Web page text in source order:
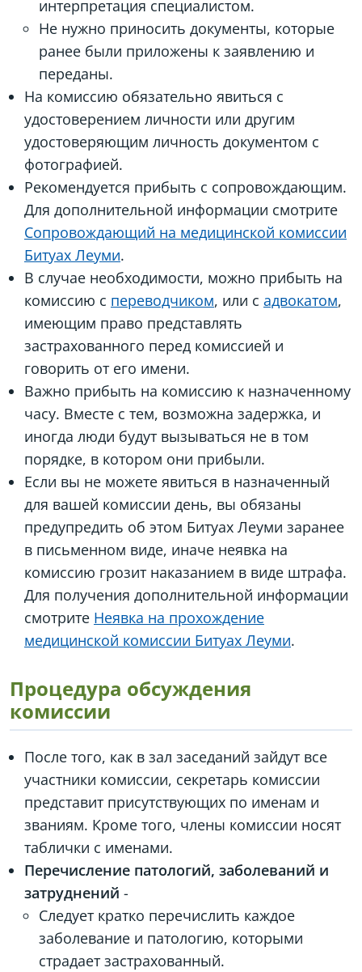
интерпретация специалистом.
Не нужно приносить документы, которые
ранее были приложены к заявлению и
переданы.
На комиссию обязательно явиться с
удостоверением личности или другим
удостоверяющим личность документом с
фотографией.
Рекомендуется прибыть с сопровождающим.
Для дополнительной информации смотрите
Сопровождающий на медицинской комиссии
Битуах Леуми.
В случае необходимости, можно прибыть на
комиссию с переводчиком, или с адвокатом,
имеющим право представлять
застрахованного перед комиссией и
говорить от его имени.
Важно прибыть на комиссию к назначенному
часу. Вместе с тем, возможна задержка, и
иногда люди будут вызываться не в том
порядке, в котором они прибыли.
Если вы не можете явиться в назначенный
для вашей комиссии день, вы обязаны
предупредить об этом Битуах Леуми заранее
в письменном виде, иначе неявка на
комиссию грозит наказанием в виде штрафа.
Для получения дополнительной информации
смотрите Неявка на прохождение
медицинской комиссии Битуах Леуми.
Процедура обсуждения
комиссии
После того, как в зал заседаний зайдут все
участники комиссии, секретарь комиссии
представит присутствующих по именам и
званиям. Кроме того, члены комиссии носят
таблички с именами.
Перечисление патологий, заболеваний и
затруднений -
Следует кратко перечислить каждое
заболевание и патологию, которыми
страдает застрахованный.